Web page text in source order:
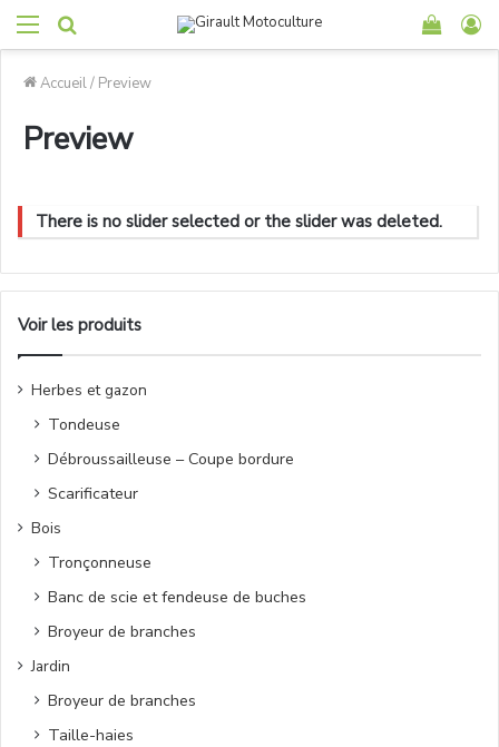
Accueil/ Preview
Preview
There is no slider selected or the slider was deleted.
Voir les produits
Herbes et gazon
Tondeuse
Débroussailleuse – Coupe bordure
Scarificateur
Bois
Tronçonneuse
Banc de scie et fendeuse de buches
Broyeur de branches
Jardin
Broyeur de branches
Taille-haies